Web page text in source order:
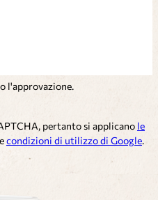
l'approvazione.
pertanto si applicano le
condizioni di utilizzo di Google.